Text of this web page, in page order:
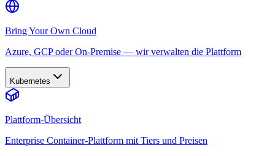
Bring Your Own Cloud
Azure, GCP oder On-Premise — wir verwalten die Plattform
Kubernetes
Plattform-Übersicht
Enterprise Container-Plattform mit Tiers und Preisen